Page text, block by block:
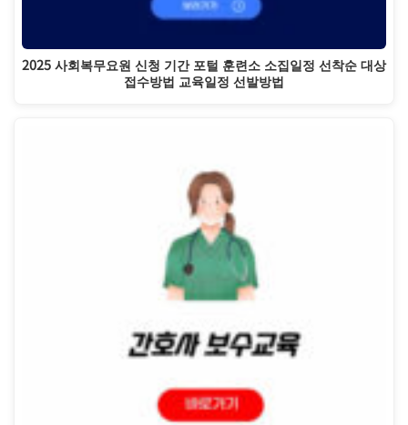
2025 사회복무요원 신청 기간 포털 훈련소 소집일정 선착순 대상
접수방법 교육일정 선발방법